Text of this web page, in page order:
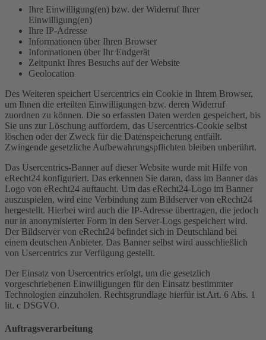
Ihre Einwilligung(en) bzw. der Widerruf Ihrer
Einwilligung(en)
Ihre IP-Adresse
Informationen über Ihren Browser
Informationen über Ihr Endgerät
Zeitpunkt Ihres Besuchs auf der Website
Geolocation
Des Weiteren speichert Usercentrics ein Cookie in Ihrem Browser,
um Ihnen die erteilten Einwilligungen bzw. deren Widerruf
zuordnen zu können. Die so erfassten Daten werden gespeichert, bis
Sie uns zur Löschung auffordern, das Usercentrics-Cookie selbst
löschen oder der Zweck für die Datenspeicherung entfällt.
Zwingende gesetzliche Aufbewahrungspflichten bleiben unberührt.
Das Usercentrics-Banner auf dieser Website wurde mit Hilfe von
eRecht24 konfiguriert. Das erkennen Sie daran, dass im Banner das
Logo von eRecht24 auftaucht. Um das eRecht24-Logo im Banner
auszuspielen, wird eine Verbindung zum Bildserver von eRecht24
hergestellt. Hierbei wird auch die IP-Adresse übertragen, die jedoch
nur in anonymisierter Form in den Server-Logs gespeichert wird.
Der Bildserver von eRecht24 befindet sich in Deutschland bei
einem deutschen Anbieter. Das Banner selbst wird ausschließlich
von Usercentrics zur Verfügung gestellt.
Der Einsatz von Usercentrics erfolgt, um die gesetzlich
vorgeschriebenen Einwilligungen für den Einsatz bestimmter
Technologien einzuholen. Rechtsgrundlage hierfür ist Art. 6 Abs. 1
lit. c DSGVO.
Auftragsverarbeitung